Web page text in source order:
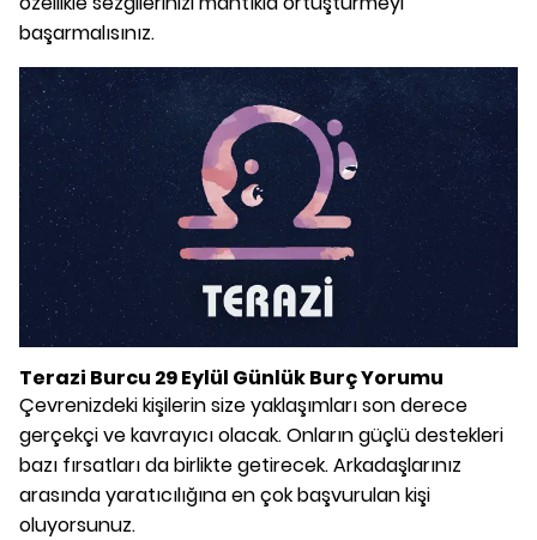
başarmalısınız.
Terazi Burcu 29 Eylül Günlük Burç Yorumu
Çevrenizdeki kişilerin size yaklaşımları son derece
gerçekçi ve kavrayıcı olacak. Onların güçlü destekleri
bazı fırsatları da birlikte getirecek. Arkadaşlarınız
arasında yaratıcılığına en çok başvurulan kişi
oluyorsunuz.